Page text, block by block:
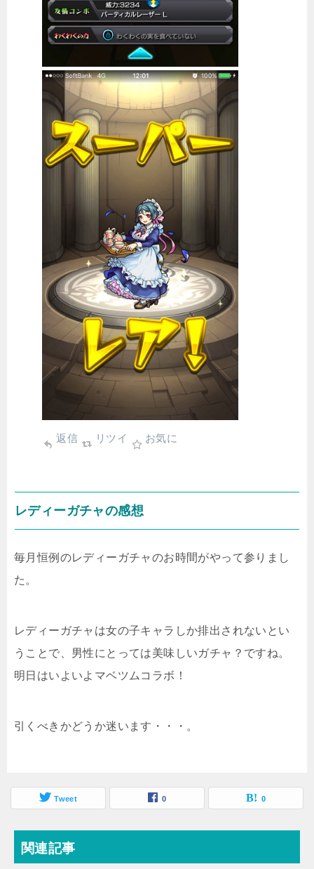
返信 リツイ お気に
レディーガチャの感想
毎月恒例のレディーガチャのお時間がやって参りまし
た。
レディーガチャは女の子キャラしか排出されないとい
うことで、男性にとっては美味しいガチャ？ですね。
明日はいよいよマベツムコラボ！
引くべきかどうか迷います・・・。
Tweet 0 0
関連記事